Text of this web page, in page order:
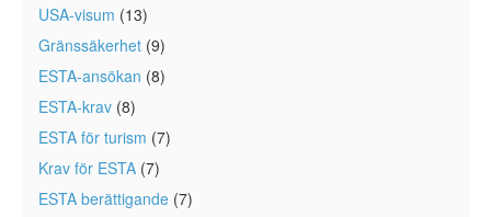
USA-visum (13)
Gränssäkerhet (9)
ESTA-ansökan (8)
ESTA-krav (8)
ESTA för turism (7)
Krav för ESTA (7)
ESTA berättigande (7)